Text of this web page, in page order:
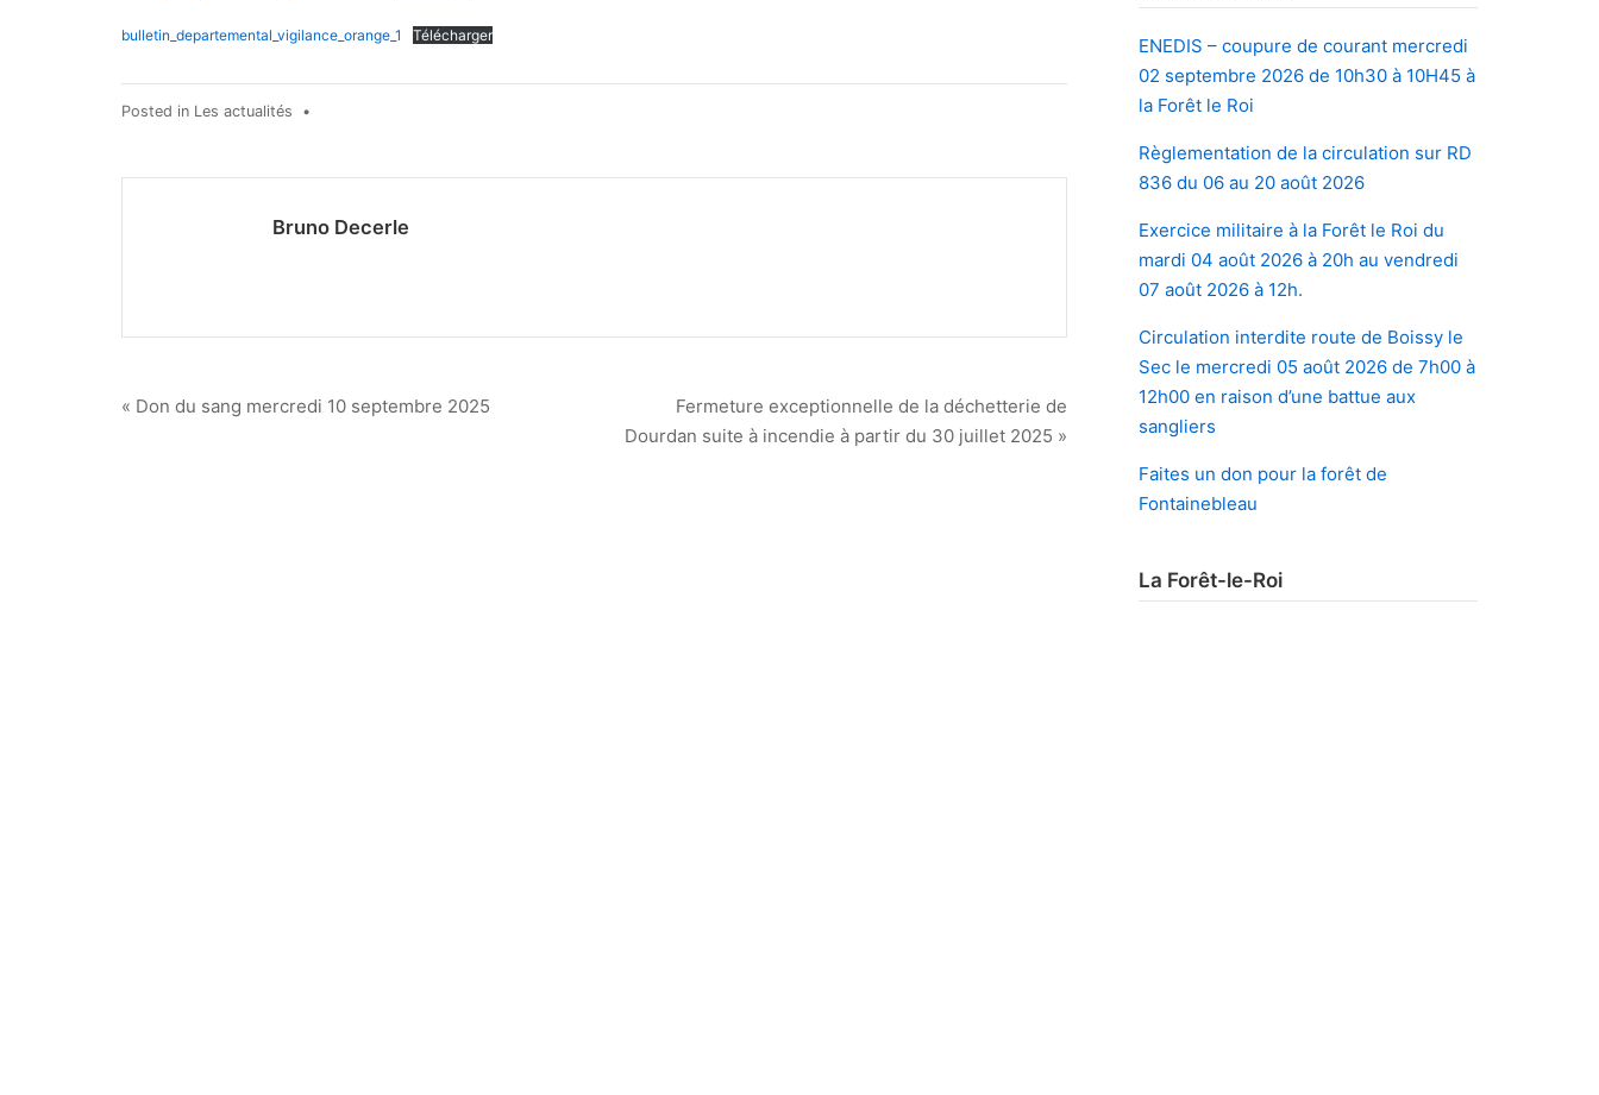
bulletin_departemental_vigilance_orange_1 Télécharger
Posted in Les actualités •
Bruno Decerle
Navigation
Fermeture exceptionnelle de la déchetterie de
Dourdan suite à incendie à partir du 30 juillet 2025 »
« Don du sang mercredi 10 septembre 2025
ENEDIS – coupure de courant mercredi
02 septembre 2026 de 10h30 à 10H45 à
la Forêt le Roi
Règlementation de la circulation sur RD
836 du 06 au 20 août 2026
Exercice militaire à la Forêt le Roi du
mardi 04 août 2026 à 20h au vendredi
07 août 2026 à 12h.
Circulation interdite route de Boissy le
Sec le mercredi 05 août 2026 de 7h00 à
12h00 en raison d’une battue aux
sangliers
Faites un don pour la forêt de
Fontainebleau
La Forêt-le-Roi